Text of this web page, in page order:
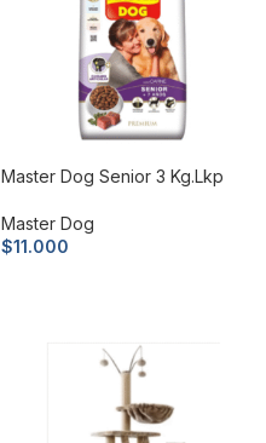
Master Dog Senior 3 Kg.lkp
Master Dog
$11.000